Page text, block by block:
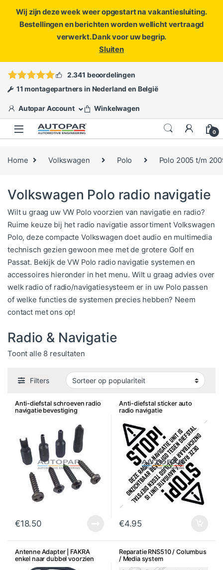
Wij zijn deze week weer opgestart na vakantiesluiting.
Bestellingen en berichten worden wellicht vertraagd
verwerkt. Dank voor uw begrip.
Sluiten
ofopen een ticket
2.341 beoordelingen
11 montagepartners in Nederland en België
Autopar Account Winkelwagen
0
Home Volkswagen Polo Polo 2005 t/m
Volkswagen Polo radio navigatie
Wilt u graag uw VW Polo voorzien van navigatie en radio?
Ruime keuze bij het radio navigatie assortiment Volkswagen
Polo, deze compacte Volkswagen doet audio en multimedia
technisch gezien gewoon mee met de grotere Golf en
Passat. Bekijk de VW Polo radio navigatie systemen en
accessoires hieronder in het menu. Wilt u graag advies over
welk radio of radio/navigatiesysteem er in uw Polo passen
of welke functies de systemen precies hebben? Neem
contact met ons op!
Radio & Navigatie
Toont alle 8 resultatenGesorteerd op populariteit
Filters
Anti-diefstal schroeven radio
navigatie bevestiging
€18.50
Anti-diefstal sticker auto
radio navigatie
€4.95
Antenne Adapter | FAKRA
enkel naar dubbel voorzien
van 2 draden
Reparatie RNS510 / Columbus
/ Media system
opstartproblemen